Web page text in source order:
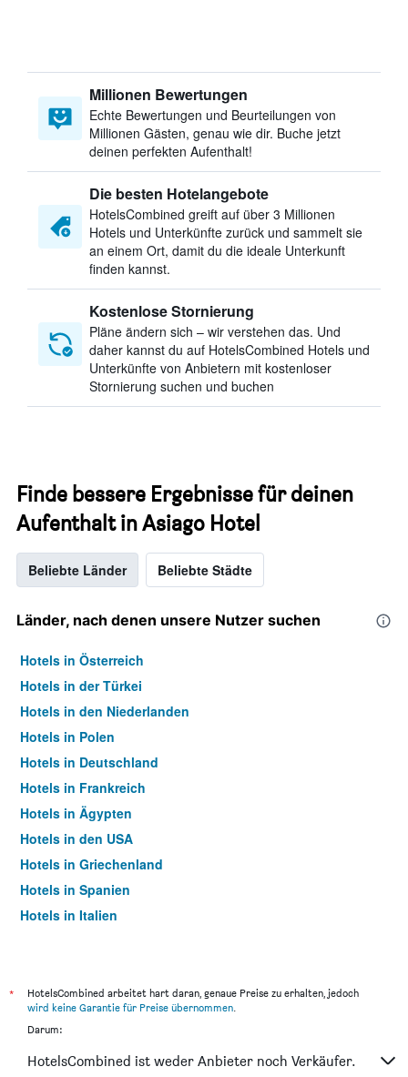
Millionen Bewertungen
Echte Bewertungen und Beurteilungen von
Millionen Gästen, genau wie dir. Buche jetzt
deinen perfekten Aufenthalt!
Die besten Hotelangebote
HotelsCombined greift auf über 3 Millionen
Hotels und Unterkünfte zurück und sammelt sie
an einem Ort, damit du die ideale Unterkunft
finden kannst.
Kostenlose Stornierung
Pläne ändern sich – wir verstehen das. Und
daher kannst du auf HotelsCombined Hotels und
Unterkünfte von Anbietern mit kostenloser
Stornierung suchen und buchen
Finde bessere Ergebnisse für deinen
Aufenthalt in Asiago Hotel
Beliebte Länder Beliebte Städte
Länder, nach denen unsere Nutzer suchen
Hotels in Österreich
Hotels in der Türkei
Hotels in den Niederlanden
Hotels in Polen
Hotels in Deutschland
Hotels in Frankreich
Hotels in Ägypten
Hotels in den USA
Hotels in Griechenland
Hotels in Spanien
Hotels in Italien
*
HotelsCombined arbeitet hart daran, genaue Preise zu erhalten, jedoch
wird keine Garantie für Preise übernommen.
Darum:
HotelsCombined ist weder Anbieter noch Verkäufer.